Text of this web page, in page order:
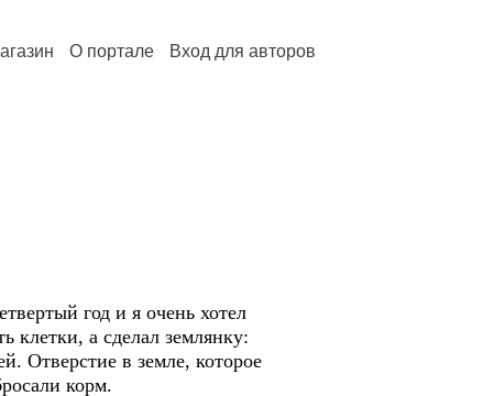
О портале Вход для авторов
год и я очень хотел
клетки, а сделал землянку:
Отверстие в земле, которое
корм.